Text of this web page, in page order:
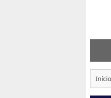
Início